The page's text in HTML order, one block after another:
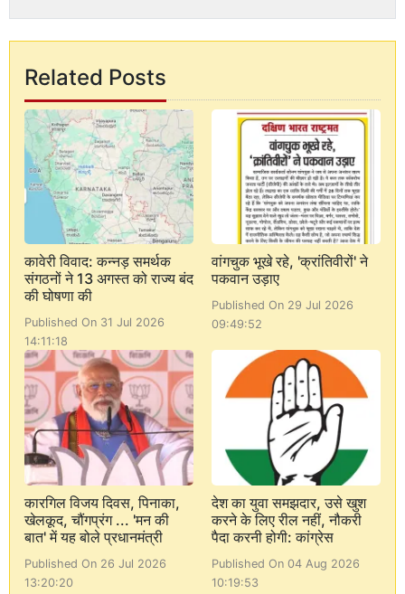
Related Posts
कावेरी विवाद: कन्नड़ समर्थक
संगठनों ने 13 अगस्त को राज्य बंद
की घोषणा की
Published On 31 Jul 2026
14:11:18
वांगचुक भूखे रहे, 'क्रांतिवीरों' ने
पकवान उड़ाए
Published On 29 Jul 2026
09:49:52
कारगिल विजय दिवस, पिनाका,
खेलकूद, चौंगप्रंग ... 'मन की
बात' में यह बोले प्रधानमंत्री
Published On 26 Jul 2026
13:20:20
देश का युवा समझदार, उसे खुश
करने के लिए रील नहीं, नौकरी
पैदा करनी होगी: कांग्रेस
Published On 04 Aug 2026
10:19:53